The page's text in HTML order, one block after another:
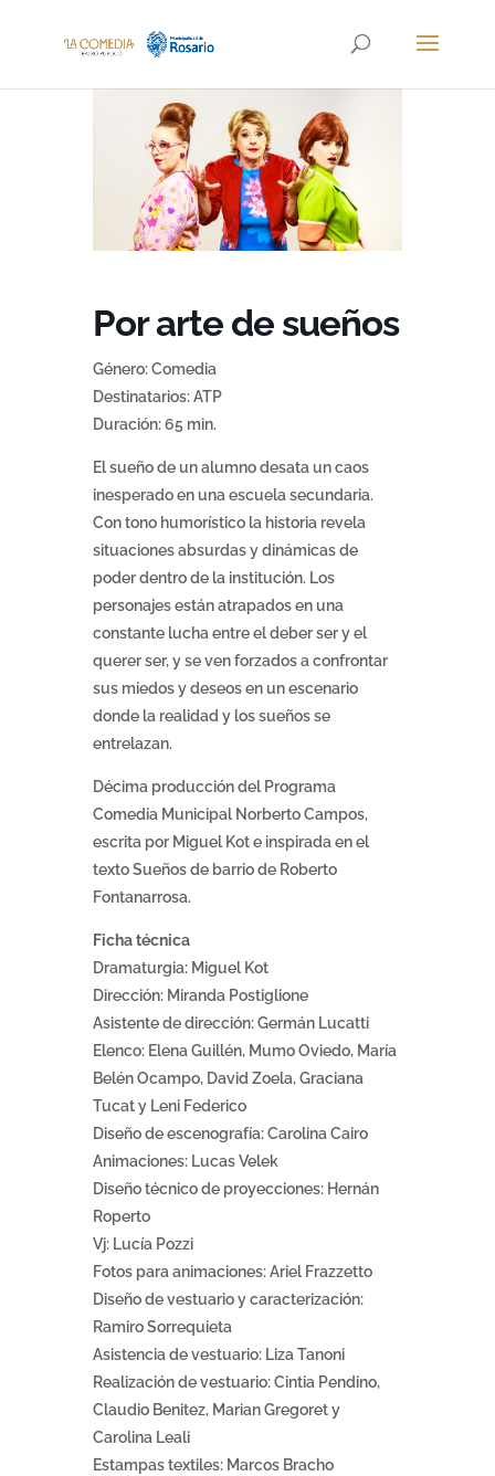
Por arte de sueños
Género: Comedia
Destinatarios: ATP
Duración: 65 min.
El sueño de un alumno desata un caos
inesperado en una escuela secundaria.
Con tono humorístico la historia revela
situaciones absurdas y dinámicas de
poder dentro de la institución. Los
personajes están atrapados en una
constante lucha entre el deber ser y el
querer ser, y se ven forzados a confrontar
sus miedos y deseos en un escenario
donde la realidad y los sueños se
entrelazan.
Décima producción del Programa
Comedia Municipal Norberto Campos,
escrita por Miguel Kot e inspirada en el
texto Sueños de barrio de Roberto
Fontanarrosa.
Ficha técnica
Dramaturgia: Miguel Kot
Dirección: Miranda Postiglione
Asistente de dirección: Germán Lucatti
Elenco: Elena Guillén, Mumo Oviedo, María
Belén Ocampo, David Zoela, Graciana
Tucat y Leni Federico
Diseño de escenografía: Carolina Cairo
Animaciones: Lucas Velek
Diseño técnico de proyecciones: Hernán
Roperto
Vj: Lucía Pozzi
Fotos para animaciones: Ariel Frazzetto
Diseño de vestuario y caracterización:
Ramiro Sorrequieta
Asistencia de vestuario: Liza Tanoni
Realización de vestuario: Cintia Pendino,
Claudio Benitez, Marian Gregoret y
Carolina Leali
Estampas textiles: Marcos Bracho